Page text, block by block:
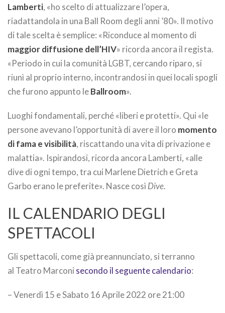
Lamberti, «ho scelto di attualizzare l’opera,
riadattandola in una Ball Room degli anni ’80». Il motivo
di tale scelta è semplice: «Riconduce al momento di
maggior diffusione dell’HIV» ricorda ancora il regista.
«Periodo in cui la comunità LGBT, cercando riparo, si
riunì al proprio interno, incontrandosi in quei locali spogli
che furono appunto leBallroom».
Luoghi fondamentali, perché «liberi e protetti». Qui «le
persone avevano l’opportunità di avere il loro momento
di fama e visibilità, riscattando una vita di privazione e
malattia». Ispirandosi, ricorda ancora Lamberti, «alle
dive di ogni tempo, tra cui Marlene Dietrich e Greta
Garbo erano le preferite». Nasce così Dive.
IL CALENDARIO DEGLI
SPETTACOLI
Gli spettacoli, come già preannunciato, si terranno
al Teatro Marconi secondo il seguente calendario:
– Venerdì 15 e Sabato 16 Aprile 2022 ore 21:00